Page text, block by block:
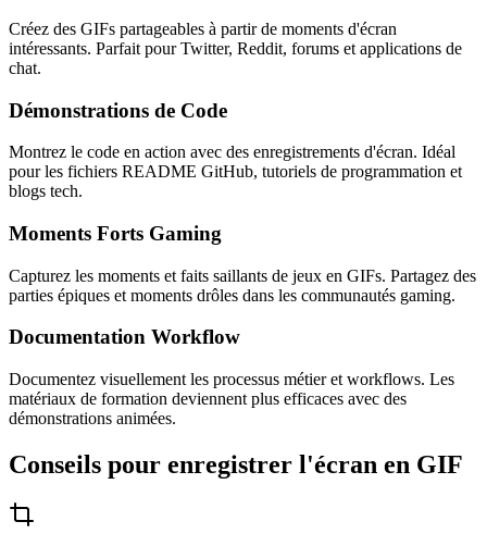
Créez des GIFs partageables à partir de moments d'écran
intéressants. Parfait pour Twitter, Reddit, forums et applications de
chat.
Démonstrations de Code
Montrez le code en action avec des enregistrements d'écran. Idéal
pour les fichiers README GitHub, tutoriels de programmation et
blogs tech.
Moments Forts Gaming
Capturez les moments et faits saillants de jeux en GIFs. Partagez des
parties épiques et moments drôles dans les communautés gaming.
Documentation Workflow
Documentez visuellement les processus métier et workflows. Les
matériaux de formation deviennent plus efficaces avec des
démonstrations animées.
Conseils pour enregistrer l'écran en GIF